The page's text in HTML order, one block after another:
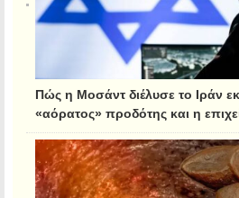
Πώς η Μοσάντ διέλυσε το Ιράν
«αόρατος» προδότης και η